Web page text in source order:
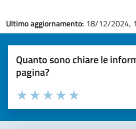
Ultimo aggiornamento: 18/12/2024,
Quanto sono chiare le
pagina?
Valuta la chiarezza delle informazioni (da
Seleziona il numero di stelle per
Valuta 5 stelle su 5
Valuta 4 stelle su 5
Valuta 3 stelle su 5
Valuta 2 stelle su 5
Valuta 1 stelle su 5